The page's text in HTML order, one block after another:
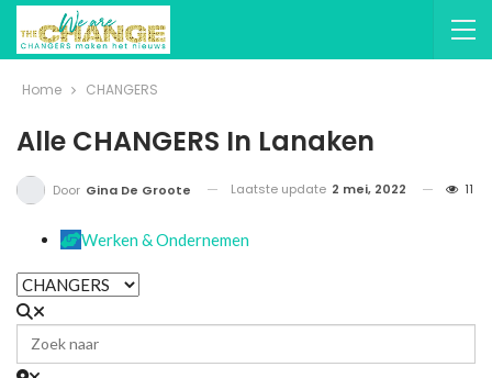
Home CHANGERS
Alle CHANGERS In Lanaken
Door Gina De Groote Laatste update 2 mei, 2022 11
Werken & Ondernemen